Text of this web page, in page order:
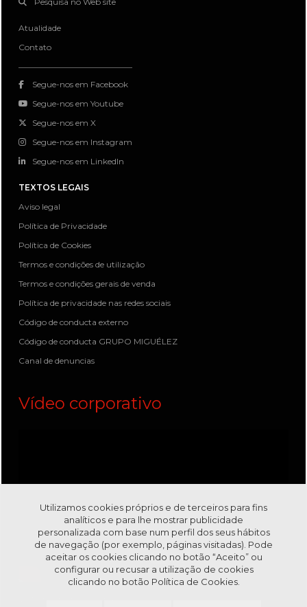
Atualidade
Contato
Segue-nos em Facebook
Segue-nos em Youtube
Segue-nos em X
Segue-nos em Instagram
Segue-nos em LinkedIn
TEXTOS LEGAIS
Aviso legal
Política de Privacidade
Política de Cookies
Termos e condições de utilização
Termos e condições gerais de venda
Política de privacidade nas redes sociais
Código de conducta externo
Código de conducta GRUPO MIGUÉLEZ
Canal de denuncias
Vídeo corporativo
Utilizamos cookies próprios e de terceiros para fins
analíticos e para lhe mostrar publicidade
personalizada com base num perfil dos seus hábitos
de navegação (por exemplo, páginas visitadas). Pode
aceitar os cookies clicando no botão “Aceito” ou
configurar ou recusar a utilização de cookies
clicando no botão Política de Cookies.